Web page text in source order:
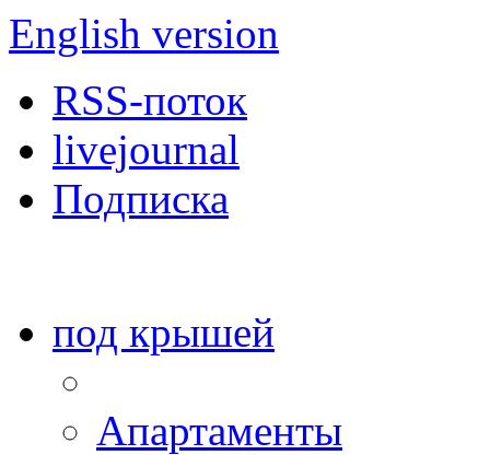
English version
RSS-поток
livejournal
Подписка
под крышей
Апартаменты